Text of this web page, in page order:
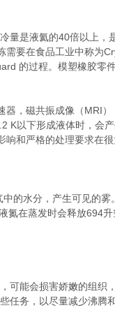
量是液氦的40倍以上，
要在食品工业中称为
的过程。模塑橡胶零
，磁共振成像（MRI
K以下形成液体时，会产
响和严格的处理要求在
的水分，产生可见的雾。
氮在蒸发时会释放694升
可能会损害娇嫩的组织，
任务，以尽量减少沸腾